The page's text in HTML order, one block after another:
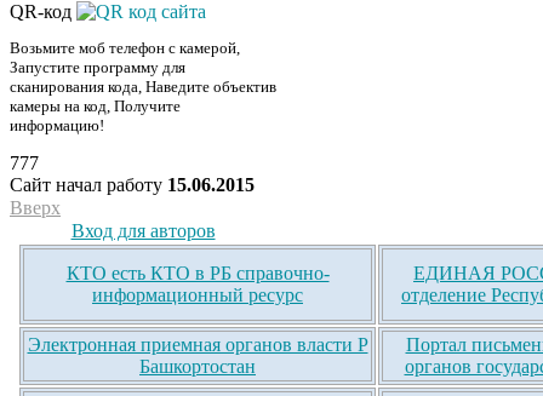
QR-код
Возьмите моб телефон с камерой,
Запустите программу для
сканирования кода, Наведите объектив
камеры на код, Получите
информацию!
777
Сайт начал работу 15.06.2015
Вверх
Вход для авторов
КТО есть КТО в РБ справочно-
информационный ресурс
ЕДИНАЯ
отделение
Электронная приемная органов власти Р
Башкортостан
Портал
органов